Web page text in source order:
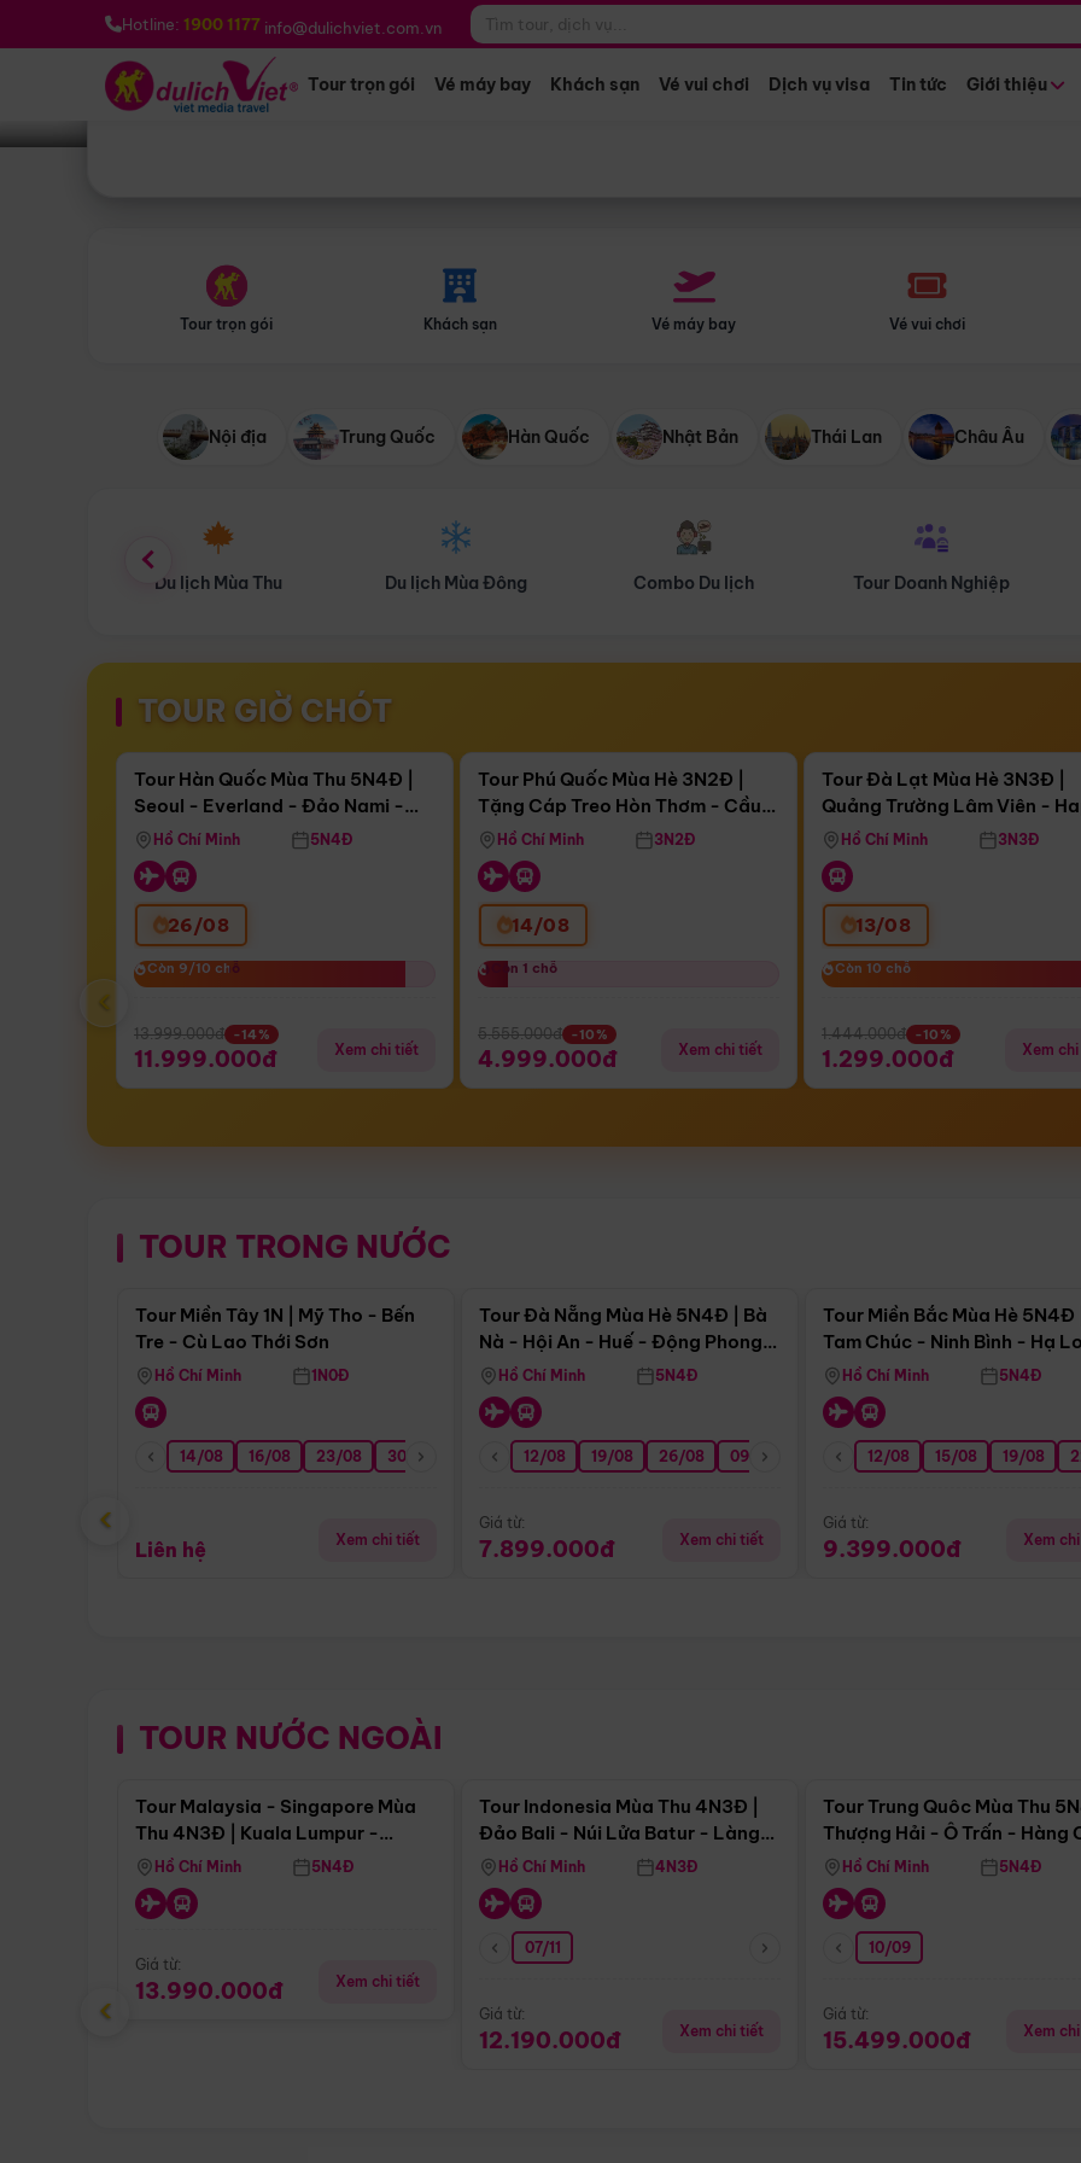
Hotline: 1900 1177 info@dulichviet.com.vn
Tour trọn gói Vé máy bay Khách sạn Vé vui chơi Dịch vụ visa Tin tức Giới thiệu
Bạn muốn đi đâu? *
Tour trọn gói Khách sạn Vé máy bay Vé vui chơi
Nội địa Trung Quốc Hàn Quốc Nhật Bản Thái Lan Châu Âu
Du lịch Mùa Đông Combo Du lịch Tour Doanh Nghiệp Du lịch Hành Hương
TOUR GIỜ CHÓT
Còn17 ngày 05:11:48
Bay Sun Phuquoc Airways
Điểm nổi bật
Tour Hàn Quốc Mùa Thu 5N4Đ |
Seoul - Everland - Đảo Nami -
Tháp Namsan (Bay Sun Phuquoc
Airways)
Hồ Chí Minh 5N4Đ
26/08
Còn 9/10 chỗ
Còn 9/10 chỗ
13.999.000đ -14%
11.999.000đ Xem chi tiết
Còn05 ngày 05:11:48
Tặng Cáp Treo Hòn Thơm
Tour Phú Quốc Mùa Hè 3N2Đ |
Tặng Cáp Treo Hòn Thơm - Cầu
Hôn - Công Viên Nước Aquatopia
Hồ Chí Minh 3N2Đ
14/08
Còn 1 chỗ
Còn 1 chỗ
5.555.000đ -10%
4.999.000đ Xem chi tiết
Còn04 ngày 05:11:48
Tour Đà Lạt Mùa Hè 3N3Đ |
Quảng Trường Lâm Viên -
Hill - Puppy Farm
Hồ Chí Minh 3N3Đ
13/08
Còn 10 chỗ
Còn 10 chỗ
1.444.000đ -10%
1.299.000đ Xem
‹
TOUR TRONG NƯỚC
Điểm nổi bật
Tour Miền Tây 1N | Mỹ Tho - Bến
Tre - Cù Lao Thới Sơn
Hồ Chí Minh 1N0Đ
14/08 16/08 23/08 30/08 06/09 13/09 20/09 27/09
Liên hệ Xem chi tiết
Tour Đà Nẵng Mùa Hè 5N4Đ | Bà
Nà - Hội An - Huế - Động Phong
NhaHồ Chí Minh 5N4Đ
12/08 19/08 26/08 09/09 16/09 23/09 30/09 07/10
Giá từ:
7.899.000đ Xem chi tiết
Tour Miền Bắc Mùa Hè 5N4Đ |
Tam Chúc - Ninh Bình - Hạ
Hồ Chí Minh 5N4Đ
12/08 15/08 19/08
Giá từ:
9.399.000đ Xem
‹
TOUR NƯỚC NGOÀI
Điểm nổi bật
Tour Malaysia - Singapore Mùa
Thu 4N3Đ | Kuala Lumpur -
Malacca - Johor Baru -
Singapore
Hồ Chí Minh 5N4Đ
Giá từ:
13.990.000đ Xem chi tiết
Tour Indonesia Mùa Thu 4N3Đ |
Đảo Bali - Núi Lửa Batur - Làng
Penglipuran
Hồ Chí Minh 4N3Đ
07/11
Giá từ:
12.190.000đ Xem chi tiết
Tour Trung Quôc Mùa Thu
Thượng Hải - Ô Trấn - Hàng
(Tour Không Shopping)
Hồ Chí Minh 5N4Đ
10/09
Giá từ:
15.499.000đ Xem
‹